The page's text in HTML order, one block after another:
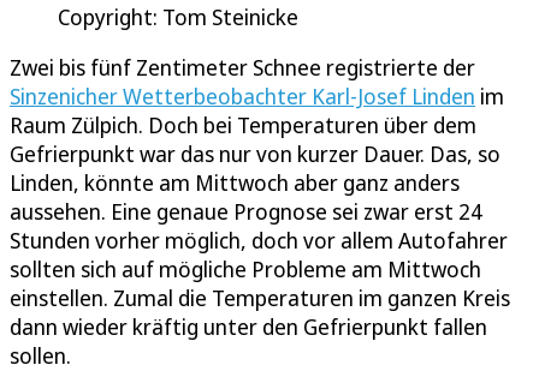
Copyright: Tom Steinicke
Zwei bis fünf Zentimeter Schnee registrierte der
Sinzenicher Wetterbeobachter Karl-Josef Linden im
Raum Zülpich. Doch bei Temperaturen über dem
Gefrierpunkt war das nur von kurzer Dauer. Das, so
Linden, könnte am Mittwoch aber ganz anders
aussehen. Eine genaue Prognose sei zwar erst 24
Stunden vorher möglich, doch vor allem Autofahrer
sollten sich auf mögliche Probleme am Mittwoch
einstellen. Zumal die Temperaturen im ganzen Kreis
dann wieder kräftig unter den Gefrierpunkt fallen
sollen.